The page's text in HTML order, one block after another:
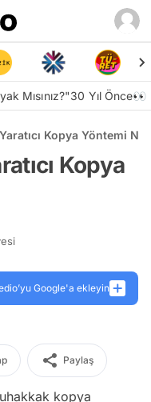
Mısınız?"30 Yıl Önce👀
Kopya Yöntemi
Kopya
Google'a ekleyin
Paylaş
kopya